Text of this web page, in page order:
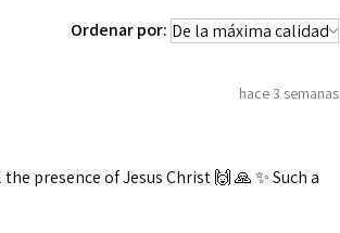
Ordenar por:
hace 3 semanas
presence of Jesus Christ 🙌 🙏 ✨️ Such a